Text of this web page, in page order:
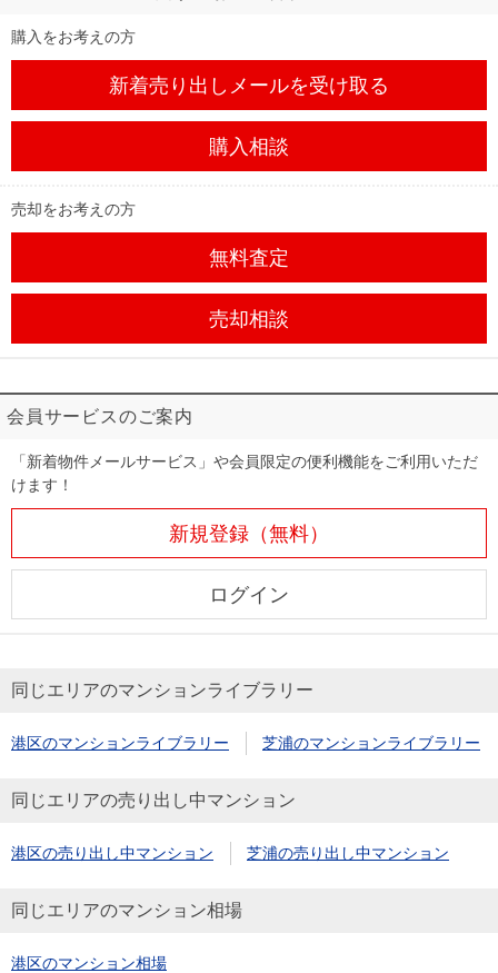
購入をお考えの方
新着売り出しメールを受け取る
購入相談
売却をお考えの方
無料査定
売却相談
会員サービスのご案内
「新着物件メールサービス」や会員限定の便利機能をご利用いただ
けます！
新規登録（無料）
ログイン
同じエリアのマンションライブラリー
港区のマンションライブラリー 芝浦のマンションライブラリー
同じエリアの売り出し中マンション
港区の売り出し中マンション 芝浦の売り出し中マンション
同じエリアのマンション相場
港区のマンション相場